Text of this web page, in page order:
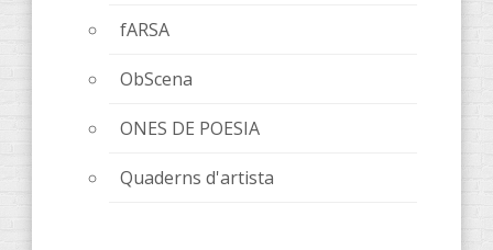
fARSA
ObScena
ONES DE POESIA
Quaderns d'artista